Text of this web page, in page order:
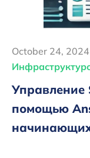
October 24,
Управление
помощью